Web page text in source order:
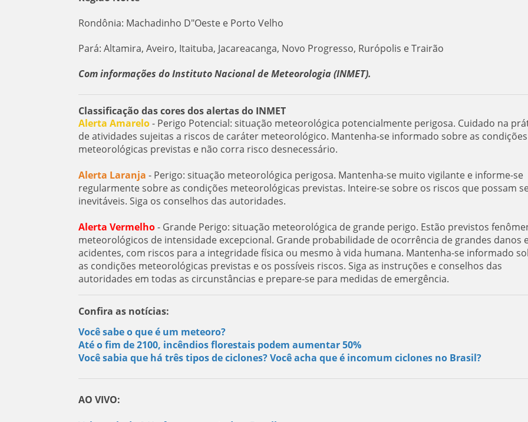
Rondônia: Machadinho D"Oeste e Porto Velho
Pará: Altamira, Aveiro, Itaituba, Jacareacanga, Novo Progresso, Rurópolis e Trairão
Com informações do Instituto Nacional de Meteorologia (INMET).
Classificação das cores dos alertas do INMET
Alerta Amarelo- Perigo Potencial: situação meteorológica potencialmente perigosa. Cuidado na
de atividades sujeitas a riscos de caráter meteorológico. Mantenha-se informado sobre as condições
meteorológicas previstas e não corra risco desnecessário.
Alerta Laranja - Perigo: situação meteorológica perigosa. Mantenha-se muito vigilante e informe-se
regularmente sobre as condições meteorológicas previstas. Inteire-se sobre os riscos que possam
inevitáveis. Siga os conselhos das autoridades.
Alerta Vermelho- Grande Perigo: situação meteorológica de grande perigo. Estão previstos
meteorológicos de intensidade excepcional. Grande probabilidade de ocorrência de grandes danos
acidentes, com riscos para a integridade física ou mesmo à vida humana. Mantenha-se informado
as condições meteorológicas previstas e os possíveis riscos. Siga as instruções e conselhos das
autoridades em todas as circunstâncias e prepare-se para medidas de emergência.
Confira as notícias:
Você sabe o que é um meteoro?
Até o fim de 2100, incêndios florestais podem aumentar 50%
Você sabia que há três tipos de ciclones? Você acha que é incomum ciclones no Brasil?
AO VIVO: